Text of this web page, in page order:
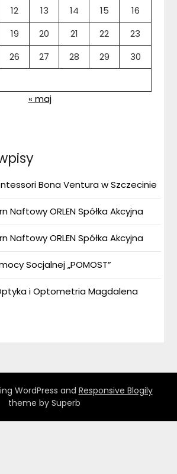
12 13 14 15
16
19 20 21 22
23
26 27 28 29
30
« maj
Bona Ventura w Szczecinie
Naftowy ORLEN Spółka Akcyjna
Naftowy ORLEN Spółka Akcyjna
Socjalnej „POMOST”
i Optometria Magdalena
WordPress and Responsive Blogily
theme by Superb